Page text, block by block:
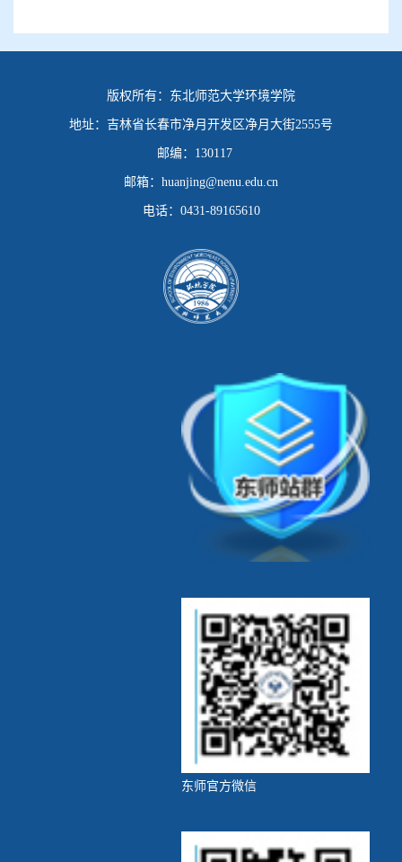
版权所有： 东北师范大学环境学院
地址： 吉林省长春市净月开发区净月大街2555号
邮编： 130117
邮箱： huanjing@nenu.edu.cn
电话： 0431-89165610
东师官方微信